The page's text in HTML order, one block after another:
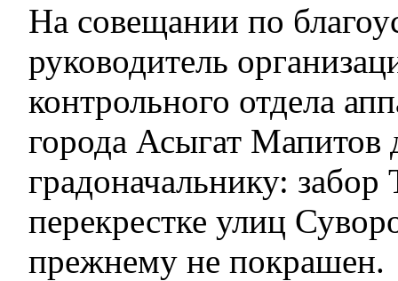
На совещании по
руководитель
контрольного отдела
города Асыгат Мапитов
градоначальнику:
перекрестке улиц
прежнему не покрашен.